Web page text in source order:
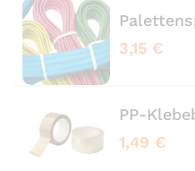
3,15 €
PP-
1,49 €